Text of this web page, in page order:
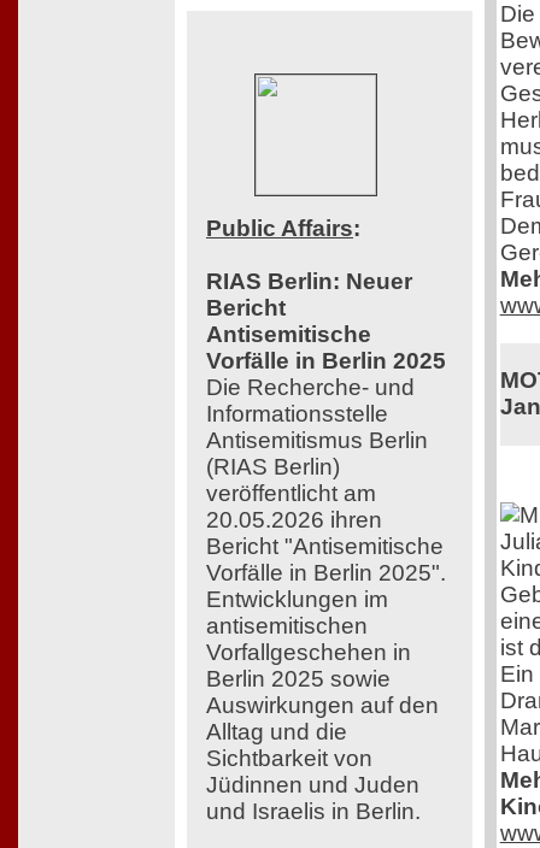
Public Affairs:
RIAS Berlin: Neuer
Bericht
Antisemitische
Vorfälle in Berlin 2025
Die Recherche- und
Informationsstelle
Antisemitismus Berlin
(RIAS Berlin)
veröffentlicht am
20.05.2026 ihren
Bericht "Antisemitische
Vorfälle in Berlin 2025".
Entwicklungen im
antisemitischen
Vorfallgeschehen in
Berlin 2025 sowie
Auswirkungen auf den
Alltag und die
Sichtbarkeit von
Jüdinnen und Juden
und Israelis in Berlin.
ist
Ein